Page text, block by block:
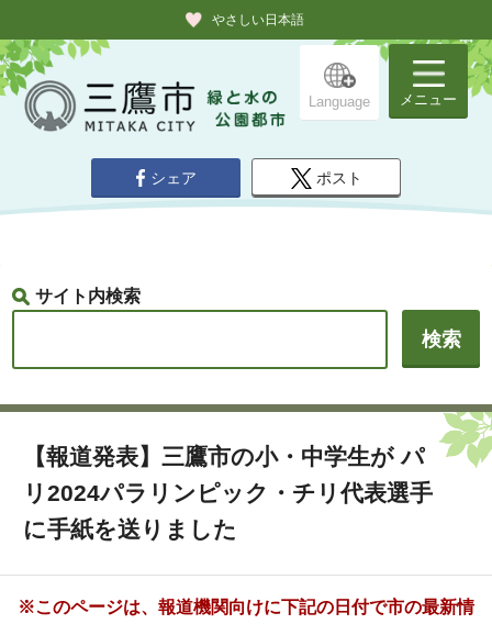
やさしい日本語
Language メニュー
シェア ポスト
サイト内検索
【報道発表】三鷹市の小・中学生が パ
リ2024パラリンピック・チリ代表選手
に手紙を送りました
※このページは、報道機関向けに下記の日付で市の最新情